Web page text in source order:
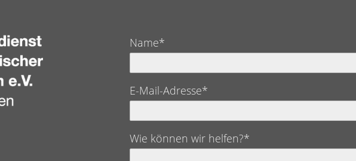
Name*
E-Mail-Adresse*
Wie können wir helfen?*